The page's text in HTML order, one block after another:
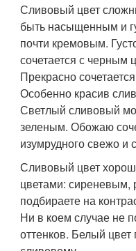
Сливовый цвет
быть насыщенным и
почти кремовым.
сочетается с черным
Прекрасно
Особенно красив
Светлый сливовый
зеленым. Обожаю
изумрудного свежо и
Сливовый цвет
цветами:
подбираете на
Ни в коем случае не
оттенков. Белый